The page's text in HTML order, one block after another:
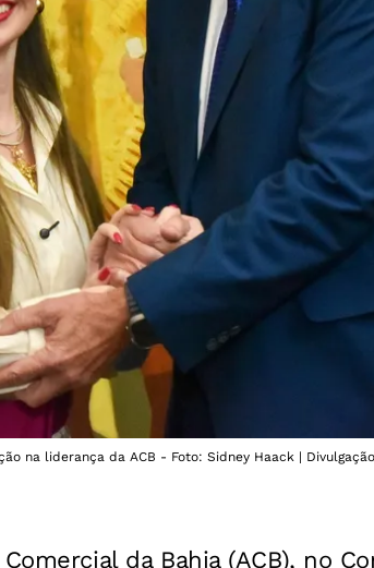
na liderança da ACB - Foto: Sidney Haack | Divulgação
da Bahia (ACB), no